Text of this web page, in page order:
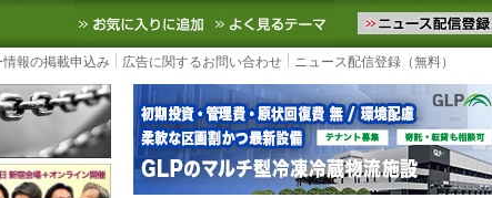
ど国内外の最新の物流ニュースをお届けします。物流ニ
お気に入りに追加 よく見るテーマ
報の掲載申込み 広告に関するお問い合わせ ニュース配信登録（無料）